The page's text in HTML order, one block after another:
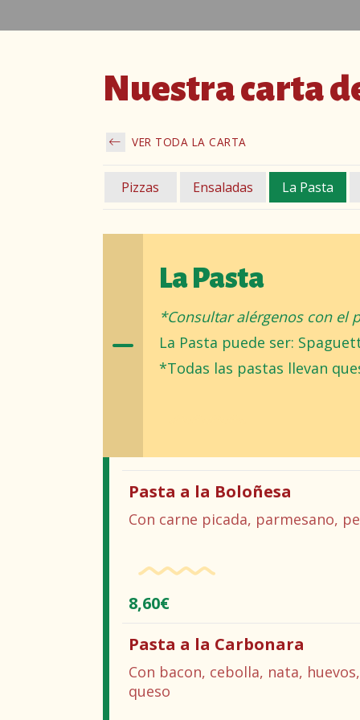
Nuestra carta
VER TODA LA CARTA
Pizzas Ensaladas La Pasta
La Pasta
*Consultar alérgenos con el
La Pasta puede ser:
*Todas las pastas llevan
Pasta a la Boloñesa
Con carne picada, parmesano,
8,60€
Pasta a la Carbonara
Con bacon, cebolla, nata,
queso